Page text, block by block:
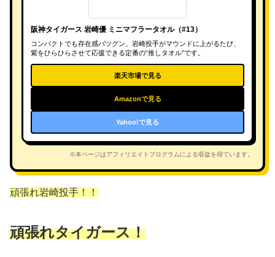
阪神タイガース 岩崎優 ミニマフラータオル（#13）
コンパクトでも存在感バツグン。岩崎投手がマウンドに上がるたび、
紫をひらひらさせて応援できる定番の“推しタオル”です。
楽天市場で見る
Amazonで見る
Yahoo!で見る
※本ページはアフィリエイトプログラムによる収益を得ています。
頑張れ岩崎投手！！
頑張れタイガース！